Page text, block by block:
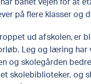
på flere klasser og
ud afskolen,er
Leg og læring
og skolegården
skolebiblioteker, og